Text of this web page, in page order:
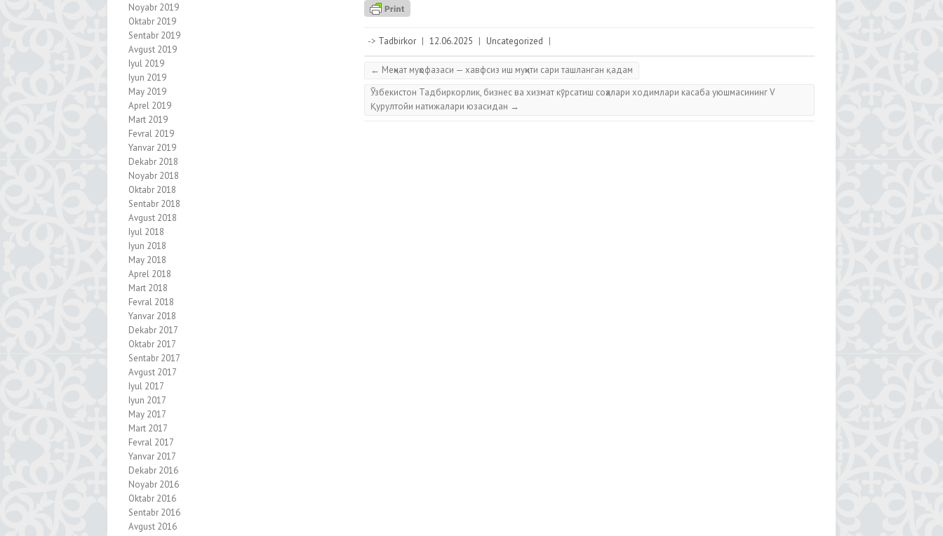
-> Tadbirkor | 12.06.2025 | Uncategorized |
← Меҳнат муҳофазаси — хавфсиз иш муҳити сари ташланган қадам
Ўзбекистон Тадбиркорлик, бизнес ва хизмат кўрсатиш соҳалари ходимлари касаба уюшмасининг V
Қурултойи натижалари юзасидан →
Noyabr 2019
Oktabr 2019
Sentabr 2019
Avgust 2019
Iyul 2019
Iyun 2019
May 2019
Aprel 2019
Mart 2019
Fevral 2019
Yanvar 2019
Dekabr 2018
Noyabr 2018
Oktabr 2018
Sentabr 2018
Avgust 2018
Iyul 2018
Iyun 2018
May 2018
Aprel 2018
Mart 2018
Fevral 2018
Yanvar 2018
Dekabr 2017
Oktabr 2017
Sentabr 2017
Avgust 2017
Iyul 2017
Iyun 2017
May 2017
Mart 2017
Fevral 2017
Yanvar 2017
Dekabr 2016
Noyabr 2016
Oktabr 2016
Sentabr 2016
Avgust 2016